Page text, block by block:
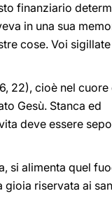
finanziario
in una sua
cose. Voi
22), cioè nel cuore
Gesù. Stanca ed
deve essere
si alimenta quel
gioia riservata ai